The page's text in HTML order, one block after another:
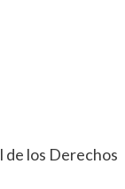
de los Derechos